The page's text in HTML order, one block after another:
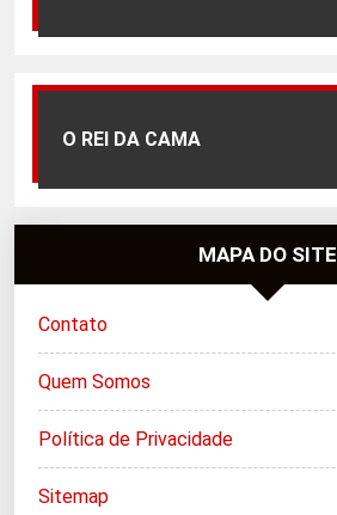
O REI DA CAMA
MAPA DO SITE
Contato
Quem Somos
Política de Privacidade
Sitemap